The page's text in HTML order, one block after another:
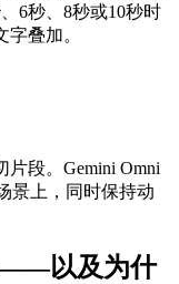
6秒、8秒或10秒时
叠加。
段。Gemini Omni
景上，同时保持动
以及为什